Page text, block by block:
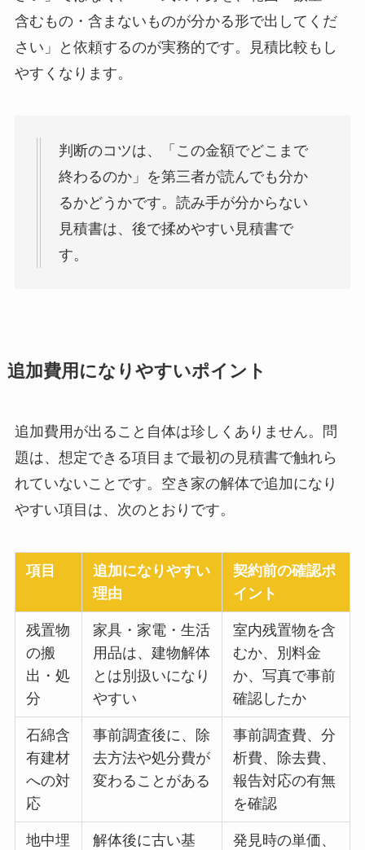
含むもの・含まないものが分かる形で出してくだ
さい」と依頼するのが実務的です。見積比較もし
やすくなります。
判断のコツは、「この金額でどこまで
終わるのか」を第三者が読んでも分か
るかどうかです。読み手が分からない
見積書は、後で揉めやすい見積書で
す。
追加費用になりやすいポイント
追加費用が出ること自体は珍しくありません。問
題は、想定できる項目まで最初の見積書で触れら
れていないことです。空き家の解体で追加になり
やすい項目は、次のとおりです。
項目
追加になりやすい
理由
契約前の確認ポ
イント
残置物
の搬
出・処
分
家具・家電・生活
用品は、建物解体
とは別扱いになり
やすい
室内残置物を含
むか、別料金
か、写真で事前
確認したか
石綿含
有建材
への対
応
事前調査後に、除
去方法や処分費が
変わることがある
事前調査費、分
析費、除去費、
報告対応の有無
を確認
地中埋
解体後に古い基
発見時の単価、